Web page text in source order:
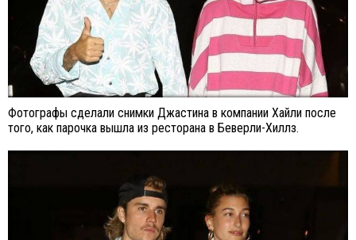
Фотографы сделали снимки Джастина в компании Хайли после
того, как парочка вышла из ресторана в Беверли-Хиллз.